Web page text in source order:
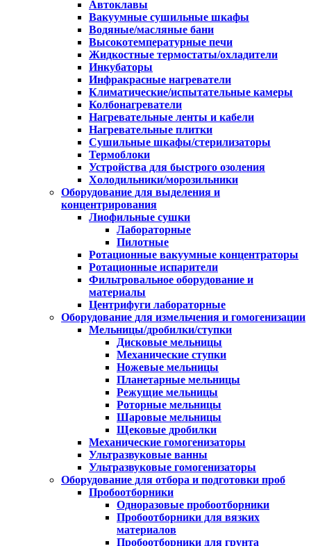
Автоклавы
Вакуумные сушильные шкафы
Водяные/масляные бани
Высокотемпературные печи
Жидкостные термостаты/охладители
Инкубаторы
Инфракрасные нагреватели
Климатические/испытательные камеры
Колбонагреватели
Нагревательные ленты и кабели
Нагревательные плитки
Сушильные шкафы/стерилизаторы
Термоблоки
Устройства для быстрого озоления
Холодильники/морозильники
Оборудование для выделения и
концентрирования
Лиофильные сушки
Лабораторные
Пилотные
Ротационные вакуумные концентраторы
Ротационные испарители
Фильтровальное оборудование и
материалы
Центрифуги лабораторные
Оборудование для измельчения и гомогенизации
Мельницы/дробилки/ступки
Дисковые мельницы
Механические ступки
Ножевые мельницы
Планетарные мельницы
Режущие мельницы
Роторные мельницы
Шаровые мельницы
Щековые дробилки
Механические гомогенизаторы
Ультразвуковые ванны
Ультразвуковые гомогенизаторы
Оборудование для отбора и подготовки проб
Пробоотборники
Одноразовые пробоотборники
Пробоотборники для вязких
материалов
Пробоотборники для грунта